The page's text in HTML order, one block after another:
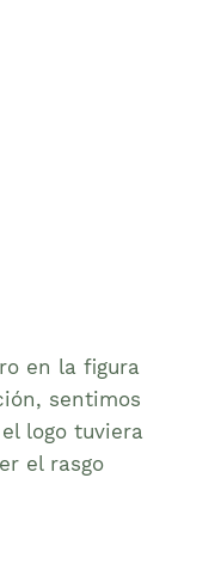
en la figura
sentimos
logo tuviera
el rasgo